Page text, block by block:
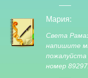
Мария:
Света
напишите
пожалуйста
номер